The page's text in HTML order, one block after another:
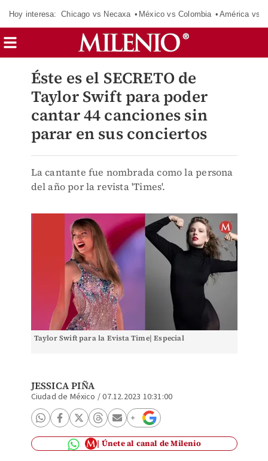
Hoy interesa: Chicago vs Necaxa México vs Colombia América vs
Éste es el SECRETO de
Taylor Swift para poder
cantar 44 canciones sin
parar en sus conciertos
La cantante fue nombrada como la persona
del año por la revista 'Times'.
Taylor Swift para la Evista Time| Especial
JESSICA PIÑA
Ciudad de México /07.12.2023 10:31:00
Únete al canal de Milenio